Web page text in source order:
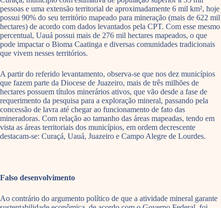
pessoas e uma extensão territorial de aproximadamente 6 mil km², hoje
possui 90% do seu território mapeado para mineração (mais de 622 mil
hectares) de acordo com dados levantados pela CPT. Com esse mesmo
percentual, Uauá possui mais de 276 mil hectares mapeados, o que
pode impactar o Bioma Caatinga e diversas comunidades tradicionais
que vivem nesses territórios.
A partir do referido levantamento, observa-se que nos dez municípios
que fazem parte da Diocese de Juazeiro, mais de três milhões de
hectares possuem títulos minerários ativos, que vão desde a fase de
requerimento da pesquisa para a exploração mineral, passando pela
concessão de lavra até chegar ao funcionamento de fato das
mineradoras. Com relação ao tamanho das áreas mapeadas, tendo em
vista as áreas territoriais dos municípios, em ordem decrescente
destacam-se: Curaçá, Uauá, Juazeiro e Campo Alegre de Lourdes.
Falso desenvolvimento
Ao contrário do argumento político de que a atividade mineral garante